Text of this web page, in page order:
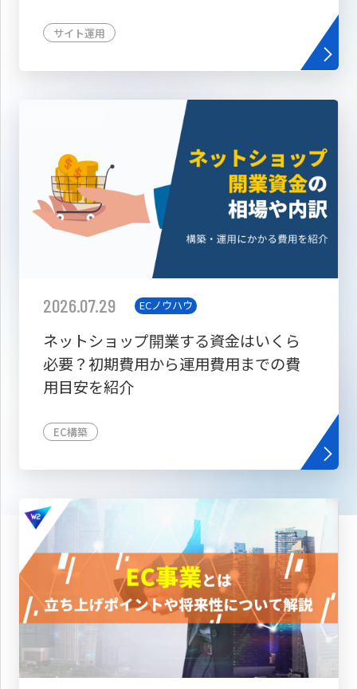
サイト運用
2026.07.29 ECノウハウ
ネットショップ開業する資金はいくら
必要？初期費用から運用費用までの費
用目安を紹介
EC構築